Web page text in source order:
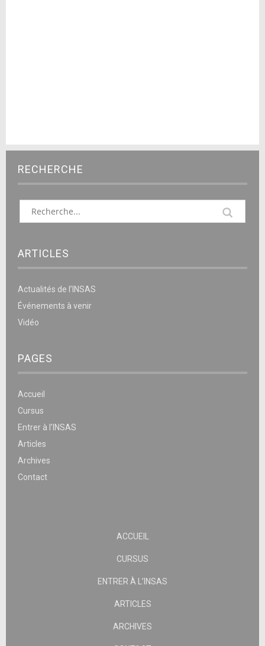
RECHERCHE
ARTICLES
Actualités de l’INSAS
Événements à venir
Vidéo
PAGES
Accueil
Cursus
Entrer à l’INSAS
Articles
Archives
Contact
ACCUEIL
CURSUS
ENTRER À L’INSAS
ARTICLES
ARCHIVES